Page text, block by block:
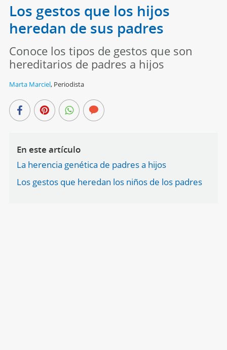
Los gestos que los hijos
heredan de sus padres
Conoce los tipos de gestos que son
hereditarios de padres a hijos
Marta Marciel, Periodista
En este artículo
La herencia genética de padres a hijos
Los gestos que heredan los niños de los padres